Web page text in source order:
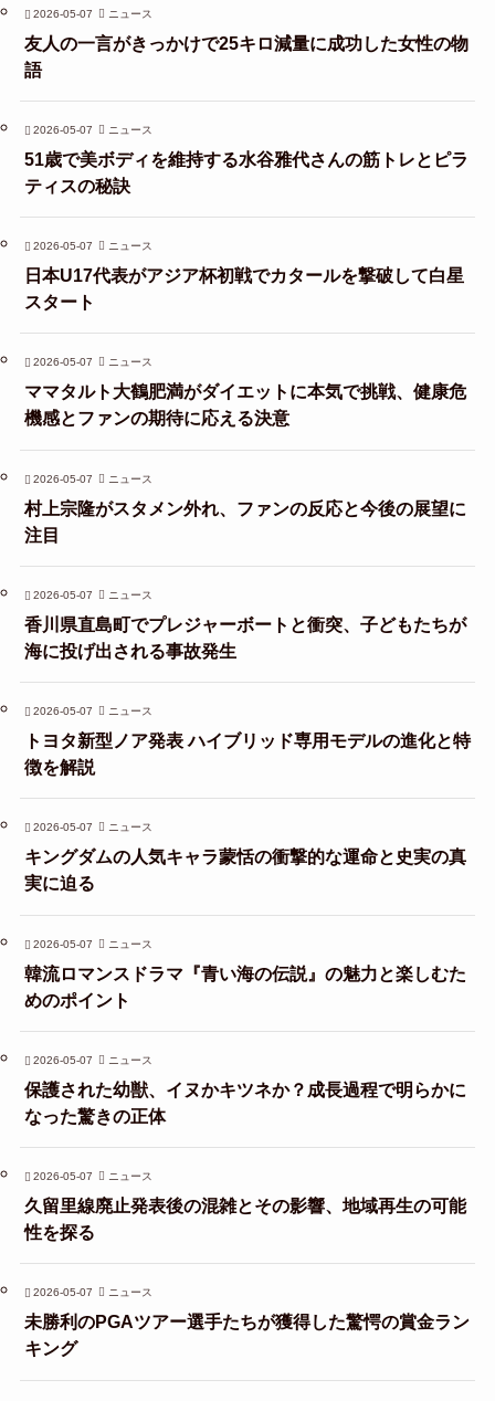
2026-05-07 ニュース
友人の一言がきっかけで25キロ減量に成功した女性の物
語
2026-05-07 ニュース
51歳で美ボディを維持する水谷雅代さんの筋トレとピラ
ティスの秘訣
2026-05-07 ニュース
日本U17代表がアジア杯初戦でカタールを撃破して白星
スタート
2026-05-07 ニュース
ママタルト大鶴肥満がダイエットに本気で挑戦、健康危
機感とファンの期待に応える決意
2026-05-07 ニュース
村上宗隆がスタメン外れ、ファンの反応と今後の展望に
注目
2026-05-07 ニュース
香川県直島町でプレジャーボートと衝突、子どもたちが
海に投げ出される事故発生
2026-05-07 ニュース
トヨタ新型ノア発表 ハイブリッド専用モデルの進化と特
徴を解説
2026-05-07 ニュース
キングダムの人気キャラ蒙恬の衝撃的な運命と史実の真
実に迫る
2026-05-07 ニュース
韓流ロマンスドラマ『青い海の伝説』の魅力と楽しむた
めのポイント
2026-05-07 ニュース
保護された幼獣、イヌかキツネか？成長過程で明らかに
なった驚きの正体
2026-05-07 ニュース
久留里線廃止発表後の混雑とその影響、地域再生の可能
性を探る
2026-05-07 ニュース
未勝利のPGAツアー選手たちが獲得した驚愕の賞金ラン
キング